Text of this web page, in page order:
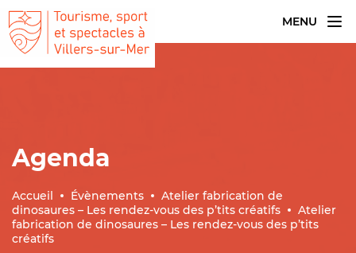
MENU
Accueil Évènements
Atelier fabrication de
dinosaures – Les rendez-vous des p’tits créatifs
Atelier
fabrication de dinosaures – Les rendez-vous des p’tits
créatifs
Agenda